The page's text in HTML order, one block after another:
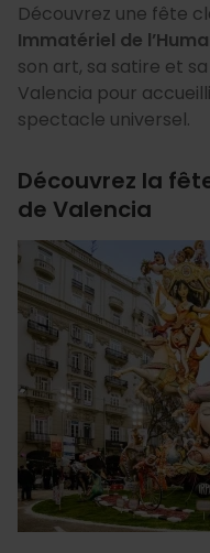
Découvrez une fête
Immatériel de
son art, sa satire et
Valencia pour
spectacle universel.
Découvrez la
de Valencia